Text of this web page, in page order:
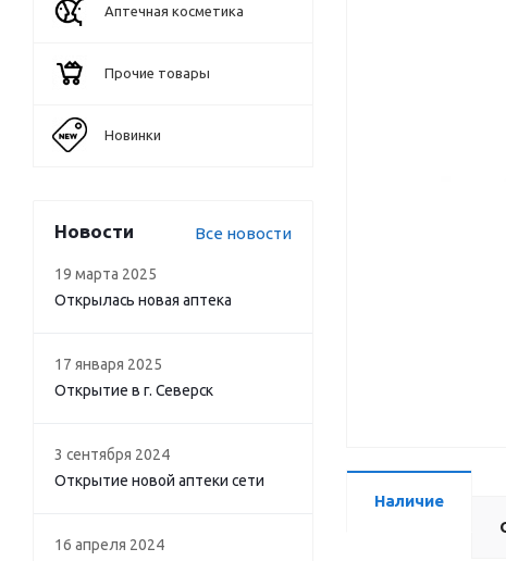
Наличие
Аптечная косметика
Прочие товары
Новинки
Новости Все новости
19 марта 2025
Открылась новая аптека
17 января 2025
Открытие в г. Северск
3 сентября 2024
Открытие новой аптеки сети
16 апреля 2024